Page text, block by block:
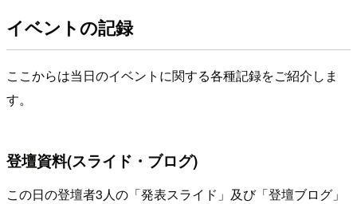
イベントの記録
ここからは当日のイベントに関する各種記録をご紹介しま
す。
登壇資料(スライド・ブログ)
この日の登壇者3人の「発表スライド」及び「登壇ブログ」